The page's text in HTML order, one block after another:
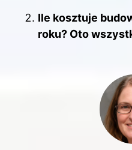
Ile kosztuje
roku? Oto